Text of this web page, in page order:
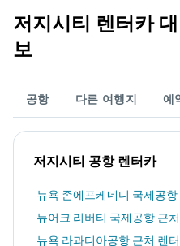
저지시티 렌터카
보
공항 다른 여행지 예
저지시티 공항 렌터카
뉴욕 존에프케네디 국제공
뉴어크 리버티 국제공항 근
뉴욕 라과디아공항 근처 렌